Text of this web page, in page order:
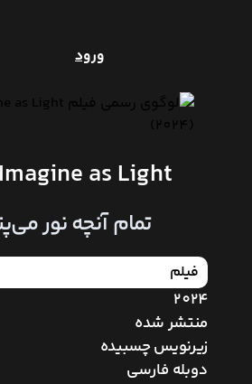
ورود
as Light
تمام آنچه نور
فیلم
2024
منتشر شده
زیرنویس چسبیده
دوبله فارسی